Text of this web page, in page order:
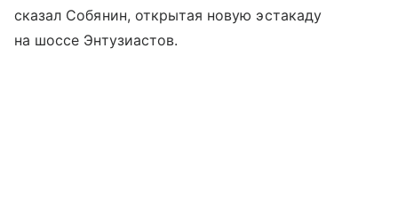
сказал Собянин, открытая новую эстакаду
на шоссе Энтузиастов.